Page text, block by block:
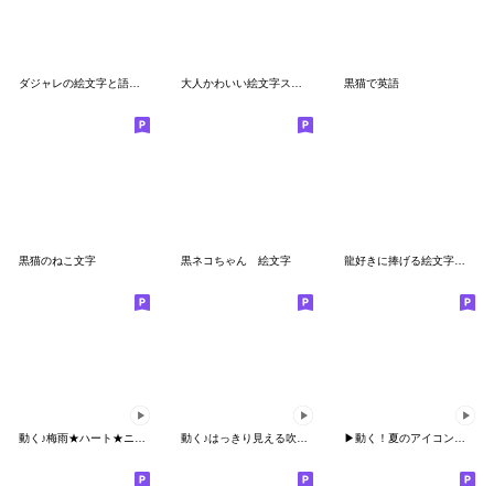
黒猫で英語
黒猫のねこ文字 黒ネコちゃん 絵文字 龍好きに捧げる絵文字【竜】【辰年】
動く♪梅雨★ハート★ニコちゃん 動く♪はっきり見える吹き出し絵文字 ▶動く！夏のアイコン☆絵文字☆和風有